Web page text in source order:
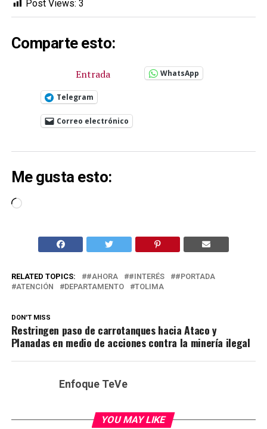
Post Views: 3
Comparte esto:
Entrada WhatsApp
Telegram
Correo electrónico
Me gusta esto:
Cargando...
RELATED TOPICS: #AHORA #INTERÉS
#PORTADA
ATENCIÓN
DEPARTAMENTO TOLIMA
DON'T MISS
Restringen paso de carrotanques hacia Ataco y
Planadas en medio de acciones contra la minería ilegal
Enfoque TeVe
YOU MAY LIKE